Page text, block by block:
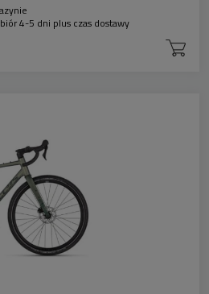
4-5 dni plus czas dostawy